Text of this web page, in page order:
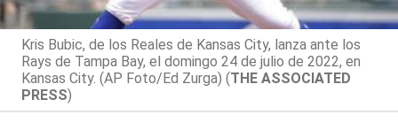
Kris Bubic, de los Reales de Kansas City, lanza ante los
Rays de Tampa Bay, el domingo 24 de julio de 2022, en
Kansas City. (AP Foto/Ed Zurga) (THE ASSOCIATED
PRESS)